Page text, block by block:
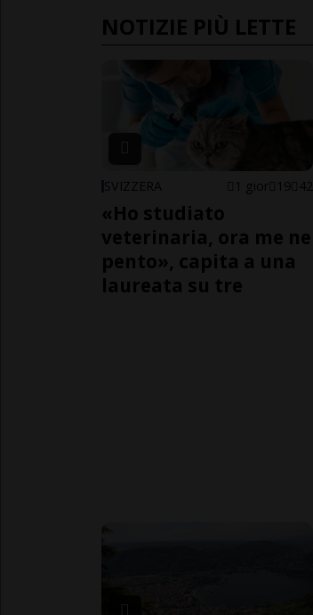
NOTIZIE PIÙ LETTE
SVIZZERA 1 gior 19 42
«Ho studiato
veterinaria, ora me ne
pento», capita a una
laureata su tre